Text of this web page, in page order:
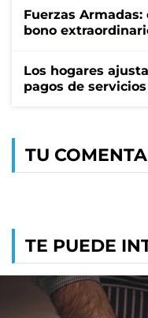
Fuerzas
bono
Los hogares
pagos de
TU
TE PUEDE